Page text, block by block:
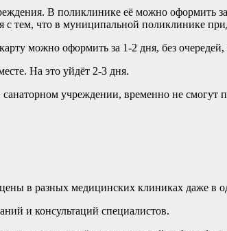
В поликлинике её можно
тем, что в муниципальной поликлинике
можно оформить за 1-2 дня, без очередей,
На это уйдёт 2-3 дня.
учреждении, временно не смогут
в разных медицинских клиниках даже в
и консультаций специалистов.